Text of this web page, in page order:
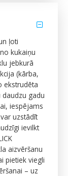
ļoti
kukaiņu
jebkurā
(kārba,
ekstrudēta
gadu
iespējams
uzstādīt
ievilkt
aizvēršanu
pietiek viegli
– uz